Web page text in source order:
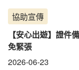
協助宣傳
【安心出遊】證件
免緊張
2026-06-23